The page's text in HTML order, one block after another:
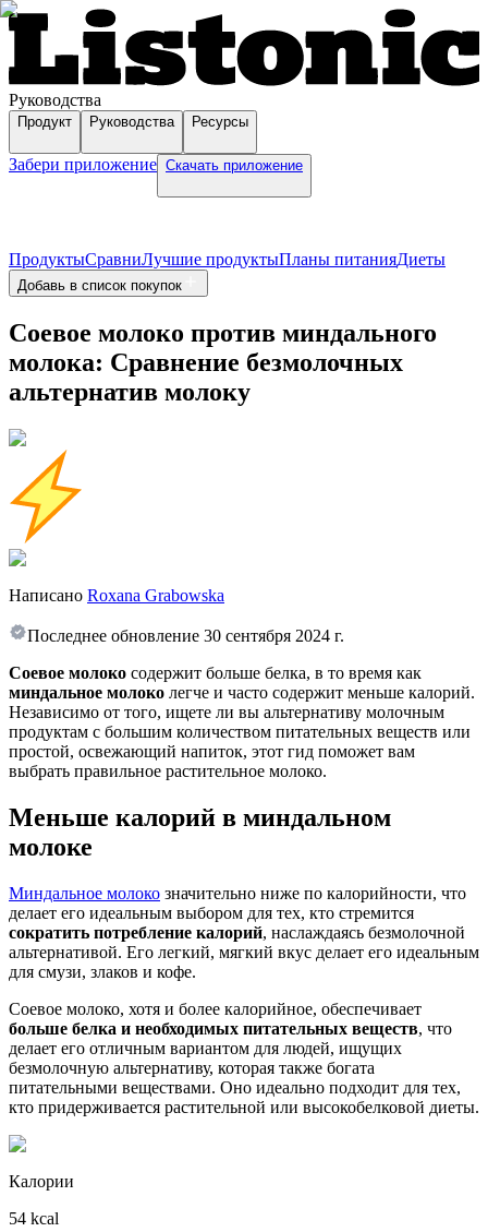
Руководства
Продукт Руководства Ресурсы
Забери приложение Скачать приложение
ПродуктыСравниЛучшие продуктыПланы питанияДиеты
Добавь в список покупок
Соевое молоко против миндального
молока: Сравнение безмолочных
альтернатив молоку
Написано Roxana Grabowska
Последнее обновление 30 сентября 2024 г.
Соевое молоко содержит больше белка, в то время как
миндальное молоко легче и часто содержит меньше калорий.
Независимо от того, ищете ли вы альтернативу молочным
продуктам с большим количеством питательных веществ или
простой, освежающий напиток, этот гид поможет вам
выбрать правильное растительное молоко.
Меньше калорий в миндальном
молоке
Миндальное молоко значительно ниже по калорийности, что
делает его идеальным выбором для тех, кто стремится
сократить потребление калорий, наслаждаясь безмолочной
альтернативой. Его легкий, мягкий вкус делает его идеальным
для смузи, злаков и кофе.
Соевое молоко, хотя и более калорийное, обеспечивает
больше белка и необходимых питательных веществ, что
делает его отличным вариантом для людей, ищущих
безмолочную альтернативу, которая также богата
питательными веществами. Оно идеально подходит для тех,
кто придерживается растительной или высокобелковой диеты.
Калории
54 kcal